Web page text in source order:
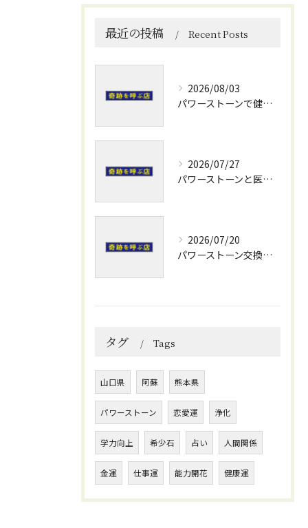
最近の投稿 Recent Posts
2026/08/03
パワーストーンで健康運を高める石選びと日常使いの実践ポイント
2026/07/27
パワーストーンと医療の力で熊本県阿蘇郡小国町水俣市の奇跡と開運を体感する旅
2026/07/20
パワーストーン交換会で安心のブレスレット修理と運気アップのメンテナンス術
タグ Tags
山口県 阿蘇 熊本県
パワーストーン 恋愛運 浄化
学力向上 希少石 占い 人間関係
金運 仕事運 能力開花 健康運